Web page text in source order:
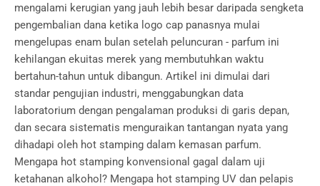
mengalami kerugian yang jauh lebih besar daripada sengketa
pengembalian dana ketika logo cap panasnya mulai
mengelupas enam bulan setelah peluncuran - parfum ini
kehilangan ekuitas merek yang membutuhkan waktu
bertahun-tahun untuk dibangun. Artikel ini dimulai dari
standar pengujian industri, menggabungkan data
laboratorium dengan pengalaman produksi di garis depan,
dan secara sistematis menguraikan tantangan nyata yang
dihadapi oleh hot stamping dalam kemasan parfum.
Mengapa hot stamping konvensional gagal dalam uji
ketahanan alkohol? Mengapa hot stamping UV dan pelapis